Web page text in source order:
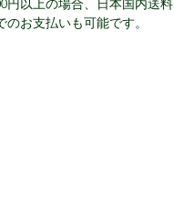
在です。アレンさんは
お支払いも可能です。